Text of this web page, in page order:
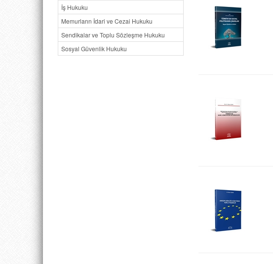
İş Hukuku
Memurların İdari ve Cezai Hukuku
Sendikalar ve Toplu Sözleşme Hukuku
Sosyal Güvenlik Hukuku